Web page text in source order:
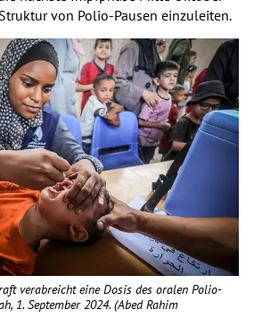
von Polio-Pausen einzuleiten.
verabreicht eine Dosis des oralen Polio-
1. September 2024. (Abed Rahim